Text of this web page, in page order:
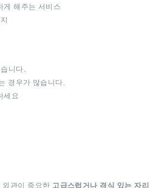
게 해주는 서비스
니다.
경우가 많습니다.
세요
외관이 중요한 고급스럽거나 격식 있는 자리